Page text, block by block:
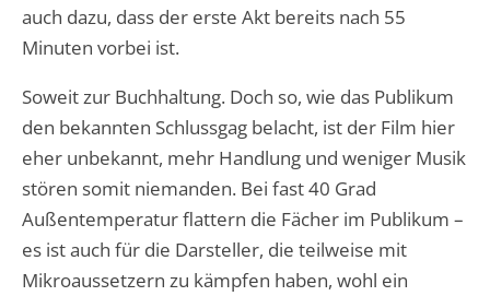
auch dazu, dass der erste Akt bereits nach 55
Minuten vorbei ist.
Soweit zur Buchhaltung. Doch so, wie das Publikum
den bekannten Schlussgag belacht, ist der Film hier
eher unbekannt, mehr Handlung und weniger Musik
stören somit niemanden. Bei fast 40 Grad
Außentemperatur flattern die Fächer im Publikum –
es ist auch für die Darsteller, die teilweise mit
Mikroaussetzern zu kämpfen haben, wohl ein